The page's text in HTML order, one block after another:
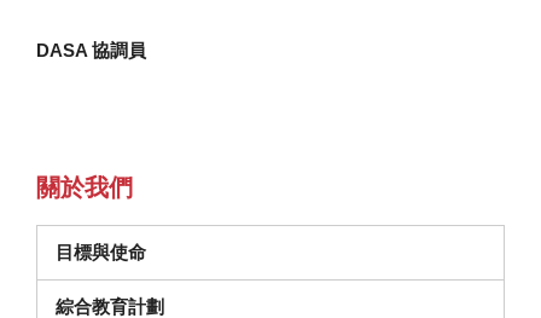
DASA 協調員
關於我們
目標與使命
綜合教育計劃